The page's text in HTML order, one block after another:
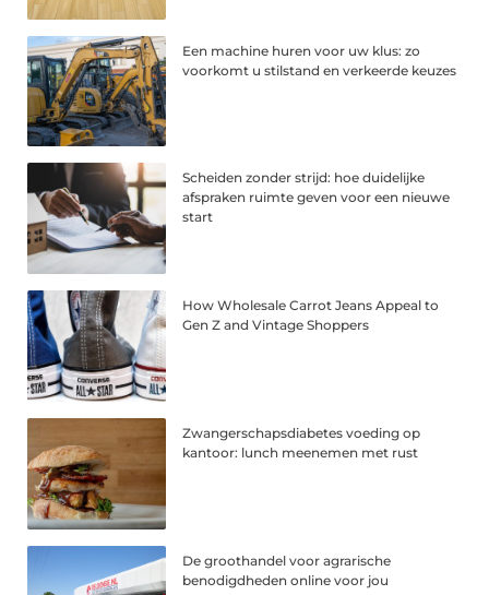
Een machine huren voor uw klus: zo
voorkomt u stilstand en verkeerde keuzes
Scheiden zonder strijd: hoe duidelijke
afspraken ruimte geven voor een nieuwe
start
How Wholesale Carrot Jeans Appeal to
Gen Z and Vintage Shoppers
Zwangerschapsdiabetes voeding op
kantoor: lunch meenemen met rust
De groothandel voor agrarische
benodigdheden online voor jou